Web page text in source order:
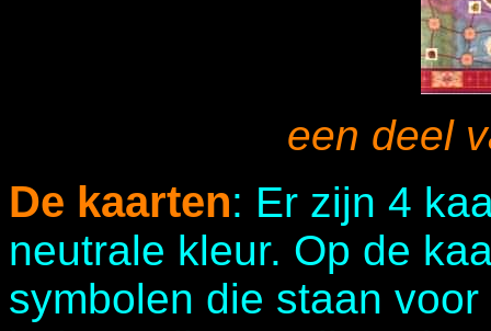
een deel
De kaarten: Er zijn 4
neutrale kleur. Op de
symbolen die staan